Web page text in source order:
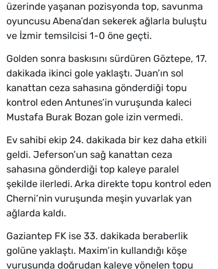
üzerinde yaşanan pozisyonda top, savunma
oyuncusu Abena’dan sekerek ağlarla buluştu
ve İzmir temsilcisi 1-0 öne geçti.
Golden sonra baskısını sürdüren Göztepe, 17.
dakikada ikinci gole yaklaştı. Juan’ın sol
kanattan ceza sahasına gönderdiği topu
kontrol eden Antunes’in vuruşunda kaleci
Mustafa Burak Bozan gole izin vermedi.
Ev sahibi ekip 24. dakikada bir kez daha etkili
geldi. Jeferson’un sağ kanattan ceza
sahasına gönderdiği top kaleye paralel
şekilde ilerledi. Arka direkte topu kontrol eden
Cherni’nin vuruşunda meşin yuvarlak yan
ağlarda kaldı.
Gaziantep FK ise 33. dakikada beraberlik
golüne yaklaştı. Maxim’in kullandığı köşe
vuruşunda doğrudan kaleye yönelen topu